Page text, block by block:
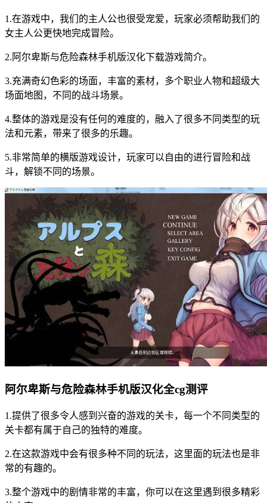
1.在游戏中，我们的主人公也很受宠爱，玩家必须帮助我们的
女主人公更快地完成冒险。
2.阿尔卑斯与危险森林手机版汉化下载游戏简介。
3.充满奇幻色彩的场面，丰富的素材，多个职业人物和超级大
场面地图，不同的战斗场景。
4.整体的游戏是没有任何的难度的，融入了很多不同类型的玩
法和元素，带来了很多的乐趣。
5.非常简单的横版游戏设计，玩家可以自由的进行冒险和战
斗，解锁不同的场景。
阿尔卑斯与危险森林手机版汉化全cg测评
1.提供了很多令人感到兴奋的游戏的关卡，每一个不同类型的
关卡都有属于自己的独特的难度。
2.在这款游戏中会有很多种不同的玩法，这里面的玩法也是非
常的有趣的。
3.整个游戏中的剧情非常的丰富，你可以在这里遇到很多精彩